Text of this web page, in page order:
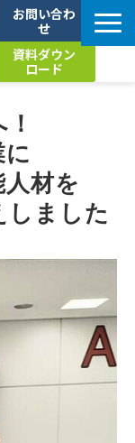
お問い合わ
せ
資料ダウン
ロード
材を
ました